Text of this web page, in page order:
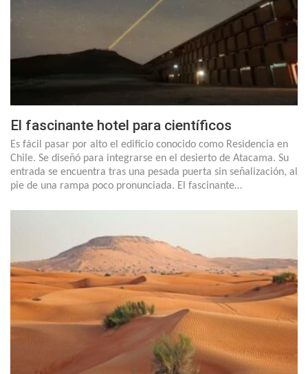
El fascinante hotel para científicos
Es fácil pasar por alto el edificio conocido como Residencia en
Chile. Se diseñó para integrarse en el desierto de Atacama. Su
entrada se encuentra tras una pesada puerta sin señalización, al
pie de una rampa poco pronunciada. El fascinante…